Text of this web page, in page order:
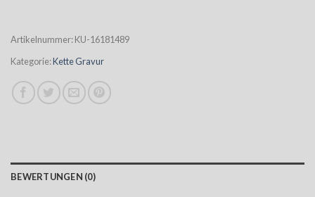
Artikelnummer:KU-16181489
Kategorie:Kette Gravur
BEWERTUNGEN (0)